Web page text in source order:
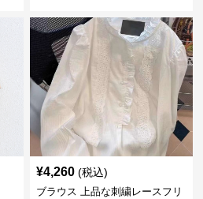
¥4,260 (税込)
ブラウス 上品な刺繍レースフリ